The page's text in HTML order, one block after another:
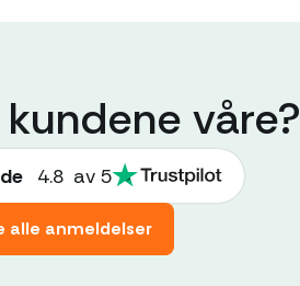
våre?
4.8 av 5
alle anmeldelser